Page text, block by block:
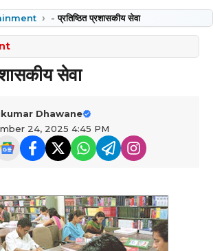
-प्रतिष्ठित प्रशासकीय सेवा
सेवा
Dhawane
24, 2025 4:45 PM